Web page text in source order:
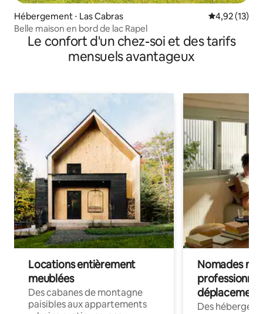
Hébergement ⋅ Las Cabras Évaluation
4,92 (13)
Belle maison en bord de lac Rapel
Le confort d'un chez-soi et des tarifs
mensuels avantageux
Locations entièrement
meublées
Des cabanes de montagne
paisibles aux appartements
Nomades
déplacement
Des